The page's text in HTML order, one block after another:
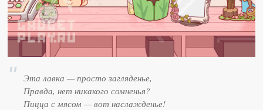
Эта лавка — просто загляденье,
Правда, нет никакого сомненья?
Пицца с мясом — вот наслажденье!